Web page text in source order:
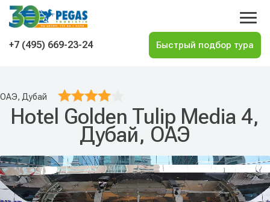
На главную
+7 (495) 669-23-24
ОАЭ, Дубай
Hotel Golden Tulip Media 4,
Дубай, ОАЭ